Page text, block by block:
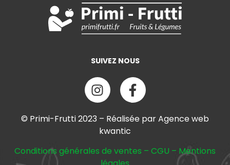
SUIVEZ NOUS
© Primi-Frutti 2023 – Réalisée par Agence web
kwantic
Conditions générales de ventes – CGU – Mentions